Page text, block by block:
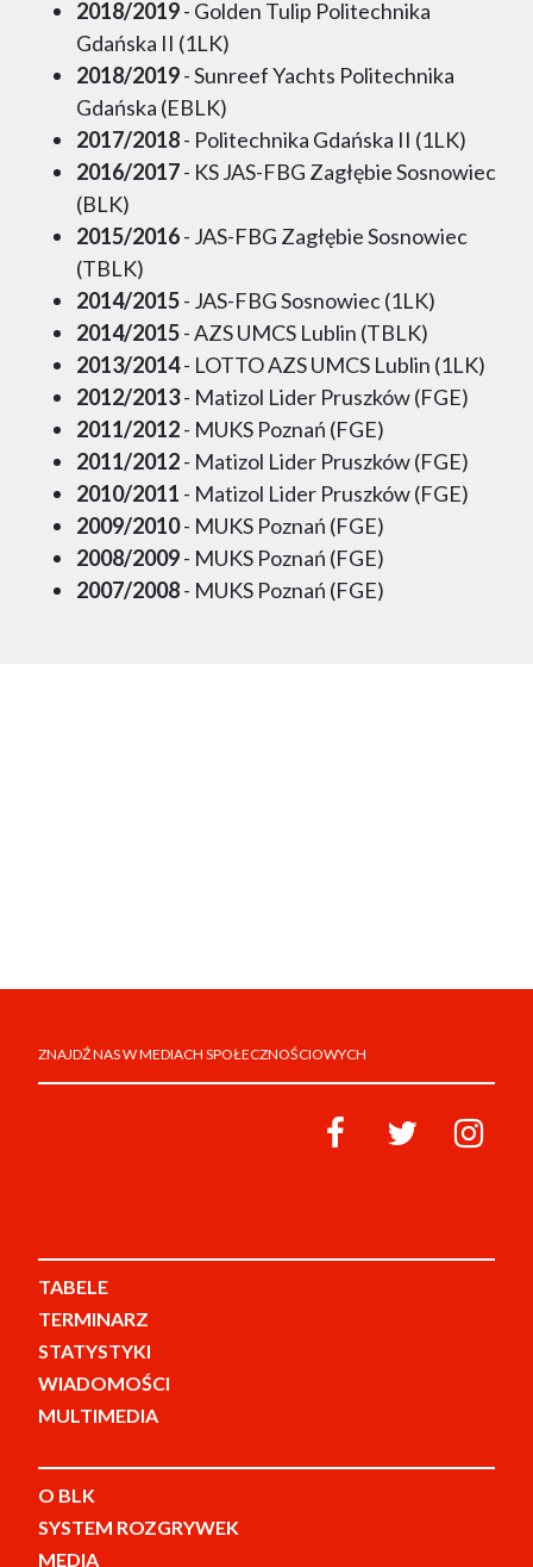
2018/2019- Golden Tulip Politechnika
Gdańska II (1LK)
2018/2019- Sunreef Yachts Politechnika
Gdańska (EBLK)
2017/2018- Politechnika Gdańska II (1LK)
2016/2017- KS JAS-FBG Zagłębie Sosnowiec
(BLK)
2015/2016- JAS-FBG Zagłębie Sosnowiec
(TBLK)
2014/2015- JAS-FBG Sosnowiec (1LK)
2014/2015- AZS UMCS Lublin (TBLK)
2013/2014- LOTTO AZS UMCS Lublin (1LK)
2012/2013- Matizol Lider Pruszków (FGE)
2011/2012- MUKS Poznań (FGE)
2011/2012- Matizol Lider Pruszków (FGE)
2010/2011 - Matizol Lider Pruszków (FGE)
2009/2010- MUKS Poznań (FGE)
2008/2009- MUKS Poznań (FGE)
2007/2008- MUKS Poznań (FGE)
ZNAJDŹ NAS W MEDIACH SPOŁECZNOŚCIOWYCH
TABELE
TERMINARZ
STATYSTYKI
WIADOMOŚCI
MULTIMEDIA
O BLK
SYSTEM ROZGRYWEK
MEDIA